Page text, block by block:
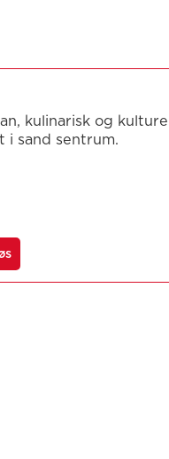
kulinarisk og kulturell
i sand sentrum.